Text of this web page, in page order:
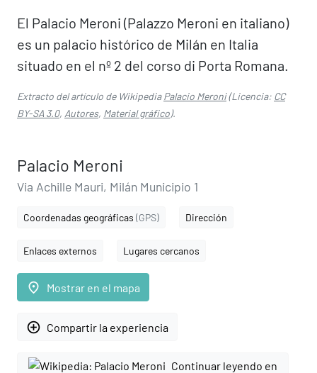
El Palacio Meroni (Palazzo Meroni en italiano)
es un palacio histórico de Milán en Italia
situado en el nº 2 del corso di Porta Romana.
Extracto del artículo de WikipediaPalacio Meroni(Licencia: CC
BY-SA 3.0, Autores, Material gráfico).
Palacio Meroni
Via Achille Mauri, Milán Municipio 1
Coordenadas geográficas (GPS) Dirección
Enlaces externos Lugares cercanos
place Mostrar en el mapa
add_circle_outline Compartir la experiencia
Continuar leyendo en